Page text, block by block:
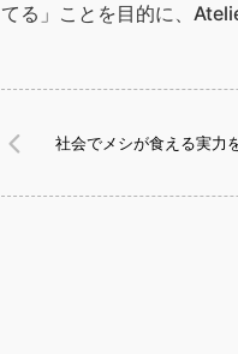
てる」ことを目的に、
社会でメシが食える実力